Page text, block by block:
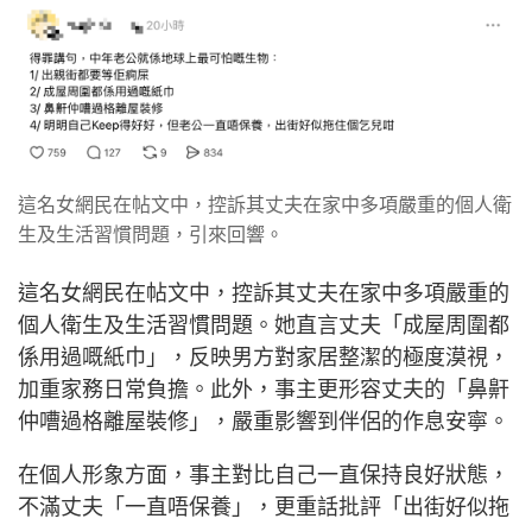
這名女網民在帖文中，控訴其丈夫在家中多項嚴重的個人衛
生及生活習慣問題，引來回響。
這名女網民在帖文中，控訴其丈夫在家中多項嚴重的
個人衛生及生活習慣問題。她直言丈夫「成屋周圍都
係用過嘅紙巾」，反映男方對家居整潔的極度漠視，
加重家務日常負擔。此外，事主更形容丈夫的「鼻鼾
仲嘈過格離屋裝修」，嚴重影響到伴侶的作息安寧。
在個人形象方面，事主對比自己一直保持良好狀態，
不滿丈夫「一直唔保養」，更重話批評「出街好似拖